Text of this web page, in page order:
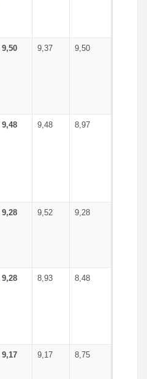
9,50 9,37 9,50
9,48 9,48 8,97
9,28 9,52 9,28
9,28 8,93 8,48
9,17 9,17 8,75